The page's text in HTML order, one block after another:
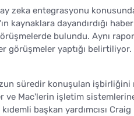
zeka entegrasyonu
dayandırdığı
bulundu. Aynı
görüşmeler yaptığı belirtiliyor.
süredir konuşulan işbirliğini
ve Mac'lerin işletim
başkan yardımcısı